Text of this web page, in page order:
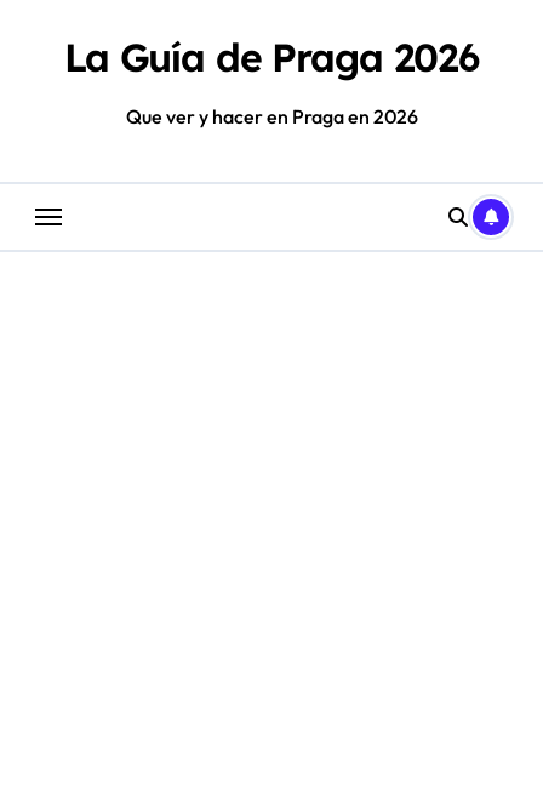
contenidoLa Guía de Praga 2026
Que ver y hacer en Praga en 2026